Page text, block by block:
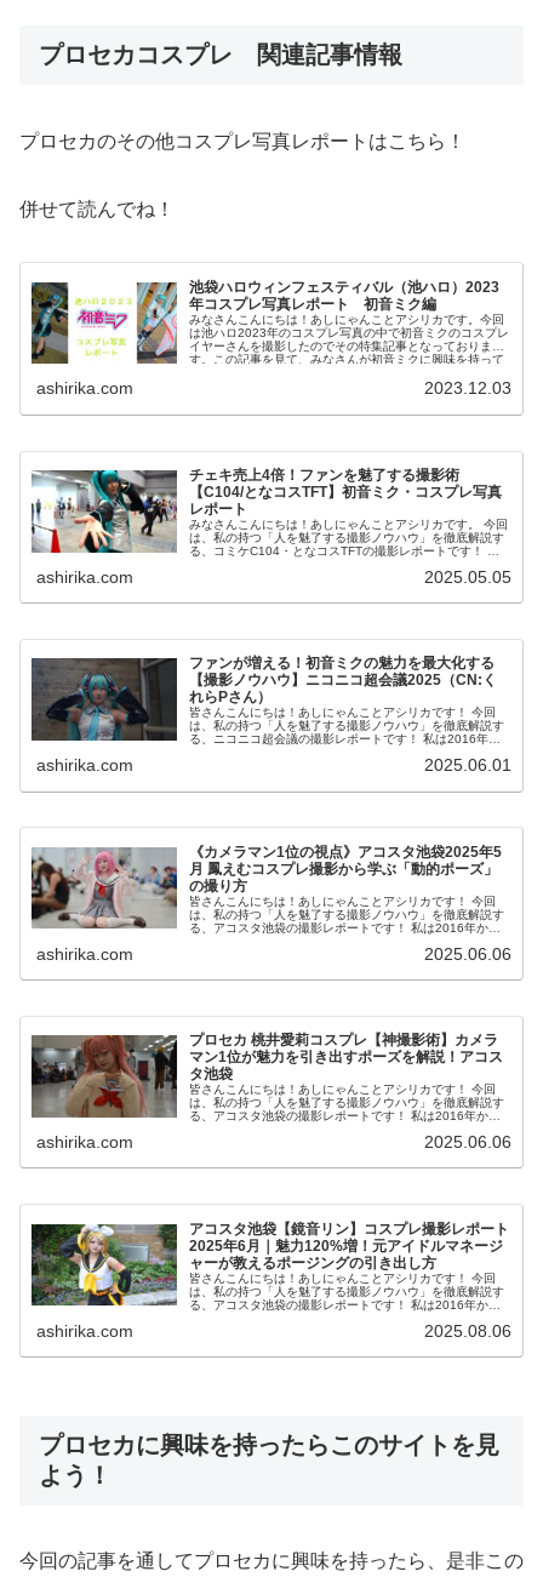
プロセカコスプレ 関連記事情報
プロセカのその他コスプレ写真レポートはこちら！
併せて読んでね！
池袋ハロウィンフェスティバル（池ハロ）2023
年コスプレ写真レポート 初音ミク編
みなさんこんにちは！あしにゃんことアシリカです。今回
は池ハロ2023年のコスプレ写真の中で初音ミクのコスプレ
イヤーさんを撮影したのでその特集記事となっておりま
す。この記事を見て、みなさんが初音ミクに興味を持って
ashirika.com 2023.12.03
チェキ売上4倍！ファンを魅了する撮影術
【C104/となコスTFT】初音ミク・コスプレ写真
レポート
みなさんこんにちは！あしにゃんことアシリカです。 今回
は、私の持つ「人を魅了する撮影ノウハウ」を徹底解説す
る、コミケC104・となコスTFTの撮影レポートです！ 私
ashirika.com 2025.05.05
ファンが増える！初音ミクの魅力を最大化する
【撮影ノウハウ】ニコニコ超会議2025（CN:く
れらPさん）
皆さんこんにちは！あしにゃんことアシリカです！ 今回
は、私の持つ「人を魅了する撮影ノウハウ」を徹底解説す
る、ニコニコ超会議の撮影レポートです！ 私は2016年か
ashirika.com 2025.06.01
《カメラマン1位の視点》アコスタ池袋2025年5
月 鳳えむコスプレ撮影から学ぶ「動的ポーズ」
の撮り方
皆さんこんにちは！あしにゃんことアシリカです！ 今回
は、私の持つ「人を魅了する撮影ノウハウ」を徹底解説す
る、アコスタ池袋の撮影レポートです！ 私は2016年から
ashirika.com 2025.06.06
プロセカ 桃井愛莉コスプレ【神撮影術】カメラ
マン1位が魅力を引き出すポーズを解説！アコス
タ池袋
皆さんこんにちは！あしにゃんことアシリカです！ 今回
は、私の持つ「人を魅了する撮影ノウハウ」を徹底解説す
る、アコスタ池袋の撮影レポートです！ 私は2016年から
ashirika.com 2025.06.06
アコスタ池袋【鏡音リン】コスプレ撮影レポート
2025年6月｜魅力120%増！元アイドルマネージ
ャーが教えるポージングの引き出し方
皆さんこんにちは！あしにゃんことアシリカです！ 今回
は、私の持つ「人を魅了する撮影ノウハウ」を徹底解説す
る、アコスタ池袋の撮影レポートです！ 私は2016年から
ashirika.com 2025.08.06
プロセカに興味を持ったらこのサイトを見
よう！
今回の記事を通してプロセカに興味を持ったら、是非この